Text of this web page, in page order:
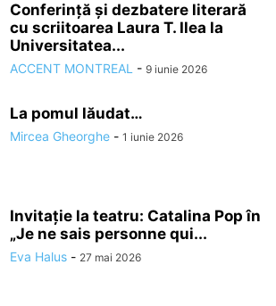
Conferință și dezbatere literară
cu scriitoarea Laura T. Ilea la
Universitatea...
ACCENT MONTREAL - 9 iunie 2026
La pomul lăudat…
Mircea Gheorghe - 1 iunie 2026
Invitație la teatru: Catalina Pop în
„Je ne sais personne qui...
Eva Halus - 27 mai 2026